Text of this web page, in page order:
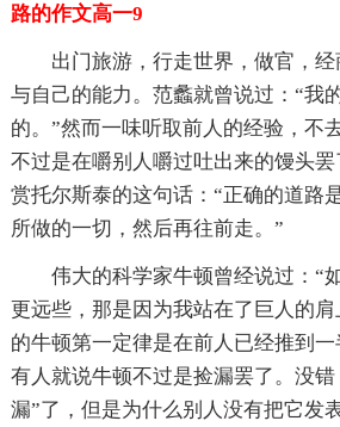
路的作文高一9
出门旅游，行走世界，做官，
与自己的能力。范蠡就曾说过：“我
的。”然而一味听取前人的经验，不
不过是在嚼别人嚼过吐出来的馒头
赏托尔斯泰的这句话：“正确的道路
所做的一切，然后再往前走。”
伟大的科学家牛顿曾经说过：“
更远些，那是因为我站在了巨人的
的牛顿第一定律是在前人已经推到一
有人就说牛顿不过是捡漏罢了。没
漏”了，但是为什么别人没有把它发